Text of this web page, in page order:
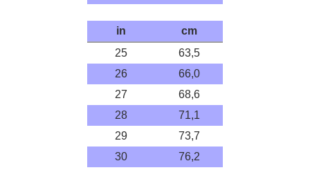
in
cm
25
63,5
26
66,0
27
68,6
28
71,1
29
73,7
30
76,2